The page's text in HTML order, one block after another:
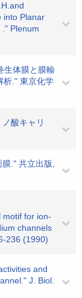
into Planar
." Plenum
生体膜と膜輸
析." 東京化学
酸キャリ
." 共立出版,
motif for ion-
channels
236 (1990)
and
J. Biol.